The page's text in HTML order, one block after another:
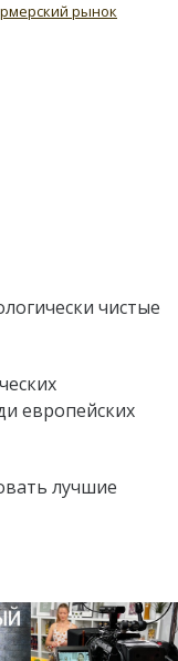
рынок
чистые
европейских
лучшие